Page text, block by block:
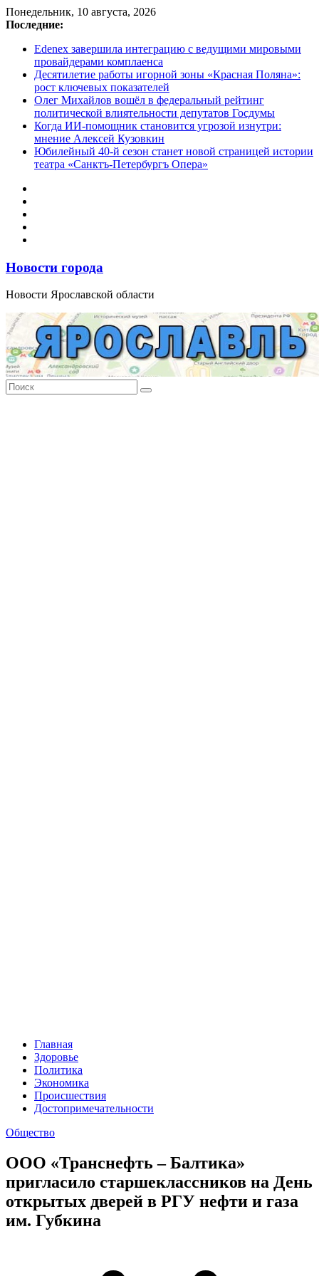
Перейти
к
Понедельник, 10 августа, 2026
Последние:
Edenex завершила интеграцию с ведущими мировыми
провайдерами комплаенса
Десятилетие работы игорной зоны «Красная Поляна»:
рост ключевых показателей
Олег Михайлов вошёл в федеральный рейтинг
политической влиятельности депутатов Госдумы
Когда ИИ-помощник становится угрозой изнутри:
мнение Алексей Кузовкин
Юбилейный 40-й сезон станет новой страницей истории
театра «Санктъ-Петербургъ Опера»
Новости города
Новости Ярославской области
Главная
Здоровье
Политика
Экономика
Происшествия
Достопримечательности
Общество
ООО «Транснефть – Балтика»
пригласило старшеклассников на День
открытых дверей в РГУ нефти и газа
им. Губкина